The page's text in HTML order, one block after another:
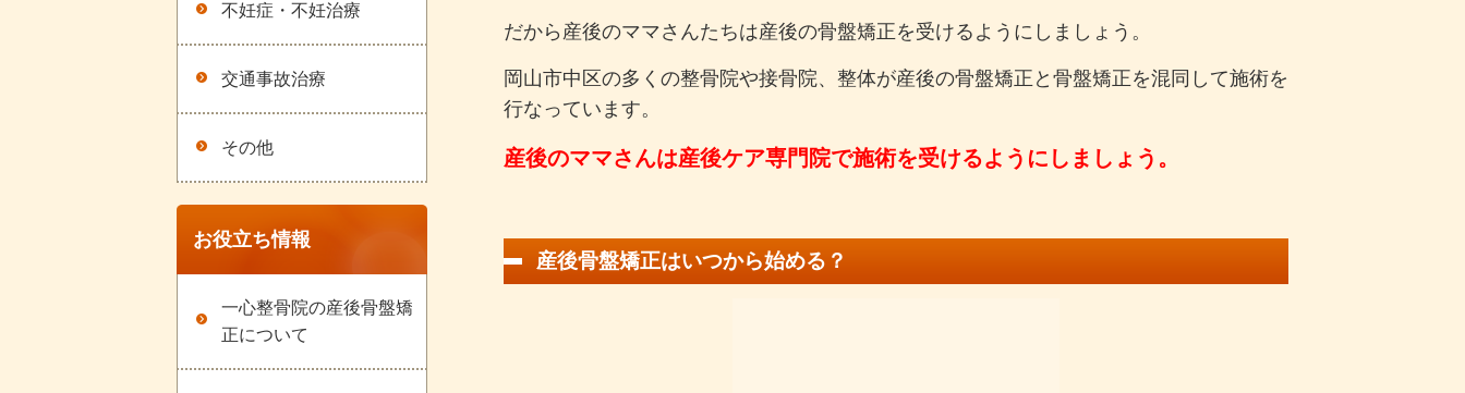
だから産後のママさんたちは産後の骨盤矯正を受けるようにしましょう。
岡山市中区の多くの整骨院や接骨院、整体が産後の骨盤矯正と骨盤矯正を混同して施術を
行なっています。
産後のママさんは産後ケア専門院で施術を受けるようにしましょう。
産後骨盤矯正はいつから始める？
不妊症・不妊治療
交通事故治療
その他
お役立ち情報
一心整骨院の産後骨盤矯
正について